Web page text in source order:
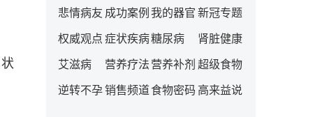
悲情病友 成功案例 我的器官 新冠专题
权威观点 症状疾病糖尿病 肾脏健康
艾滋病 营养疗法 营养补剂 超级食物
逆转不孕销售频道食物密码 高来益说